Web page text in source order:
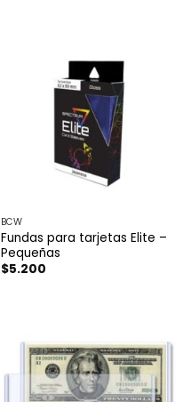
BCW
Fundas para tarjetas Elite –
Pequeñas
$5.200